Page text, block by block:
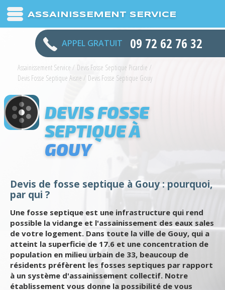
ASSAINISSEMENT SERVICE
APPEL GRATUIT 09 72 62 76 32
Assainissement Service / Devis Fosse Septique Picardie /
Devis Fosse Septique Aisne / Devis Fosse Septique Gouy
DEVIS FOSSE
SEPTIQUE À
GOUY
Devis de fosse septique à Gouy : pourquoi,
par qui ?
Une fosse septique est une infrastructure qui rend
possible la vidange et l'assainissement des eaux sales
de votre logement. Dans toute la ville de Gouy, qui a
atteint la superficie de 17.6 et une concentration de
population en milieu urbain de 33, beaucoup de
résidents préfèrent les fosses septiques par rapport
à un système d'assainissement collectif. Notre
établissement vous donne la possibilité de vous